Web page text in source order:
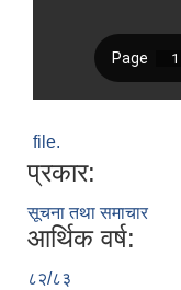
file.
प्रकार:
सूचना तथा समाचार
आर्थिक वर्ष:
८२/८३